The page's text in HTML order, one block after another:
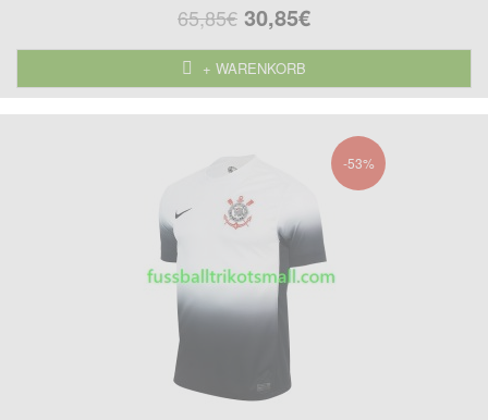
65,85€ 30,85€
+ WARENKORB
-53%